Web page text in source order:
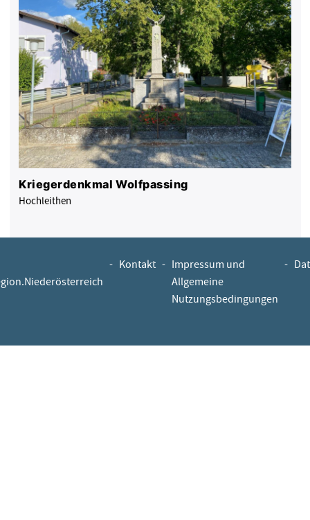
Kriegerdenkmal Wolfpassing
Hochleithen
- Kontakt - Impressum und
Allgemeine
Nutzungsbedingungen
-